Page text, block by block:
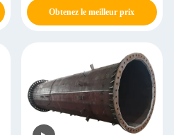
Obtenez le meilleur prix